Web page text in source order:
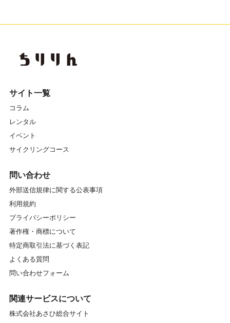
サイト一覧
コラム
レンタル
イベント
サイクリングコース
問い合わせ
外部送信規律に関する公表事項
利用規約
プライバシーポリシー
著作権・商標について
特定商取引法に基づく表記
よくある質問
問い合わせフォーム
関連サービスについて
株式会社あさひ総合サイト